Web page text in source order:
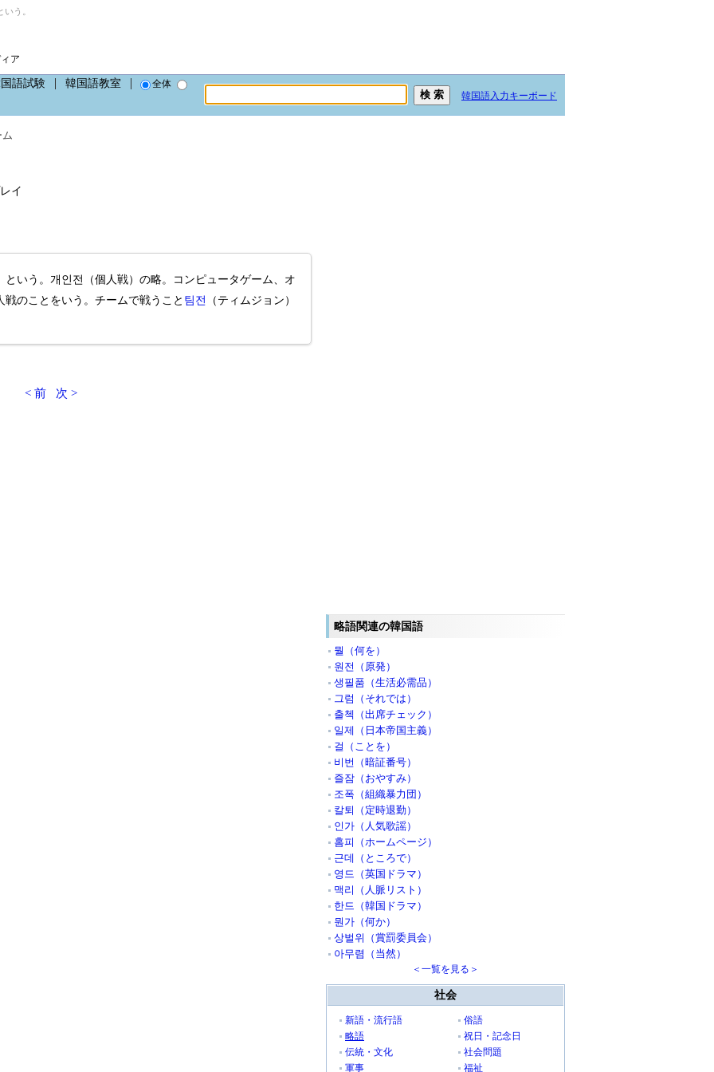
う。
ア
語試験 韓国語教室
全体
韓国語入力キーボード
ム
イ
いう。개인전（個人戦）の略。コンピュータゲーム、オ
のことをいう。チームで戦うこと 팀전 （ティムジョン）
< 前 次 >
略語関連の韓国語
뭘（何を）
원전（原発）
생필품（生活必需品）
그럼（それでは）
출첵（出席チェック）
일제（日本帝国主義）
걸（ことを）
비번（暗証番号）
즐잠（おやすみ）
조폭（組織暴力団）
칼퇴（定時退勤）
인가（人気歌謡）
홈피（ホームページ）
근데（ところで）
영드（英国ドラマ）
맥리（人脈リスト）
한드（韓国ドラマ）
뭔가（何か）
상벌위（賞罰委員会）
아무렴（当然）
＜一覧を見る＞
社会
新語・流行語
俗語
略語
祝日・記念日
伝統・文化
社会問題
軍事
福祉